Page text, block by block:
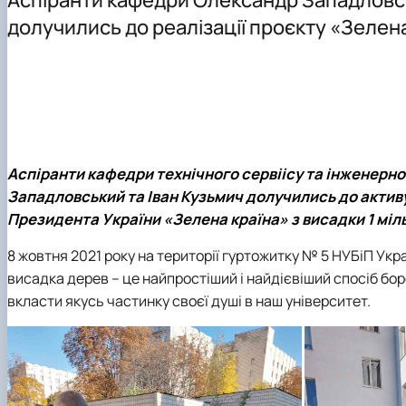
Події
Курси та лекції
Обгрунтування методів діагностування і
Основи діагностики мобільної сільськогосподарської
долучились до реалізації проєкту
Аспіранти кафедри технічного сервіісу та
Западловський та Іван Кузьмич долучились до
Президента України «Зелена країна» з висадки 1
8 жовтня 2021 року на території гуртожитку № 5 НУБіП
висадка дерев – це найпростіший і найдієвіший спосіб
вкласти якусь частинку своєї душі в наш університет.